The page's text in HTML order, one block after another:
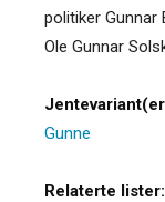
politiker Gunnar
Ole Gunnar
Gunne
Relaterte lister: